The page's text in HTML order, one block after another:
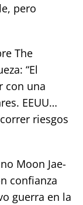
pero
The
“El
con una
EEUU…
riesgos
Moon Jae-
confianza
guerra en la